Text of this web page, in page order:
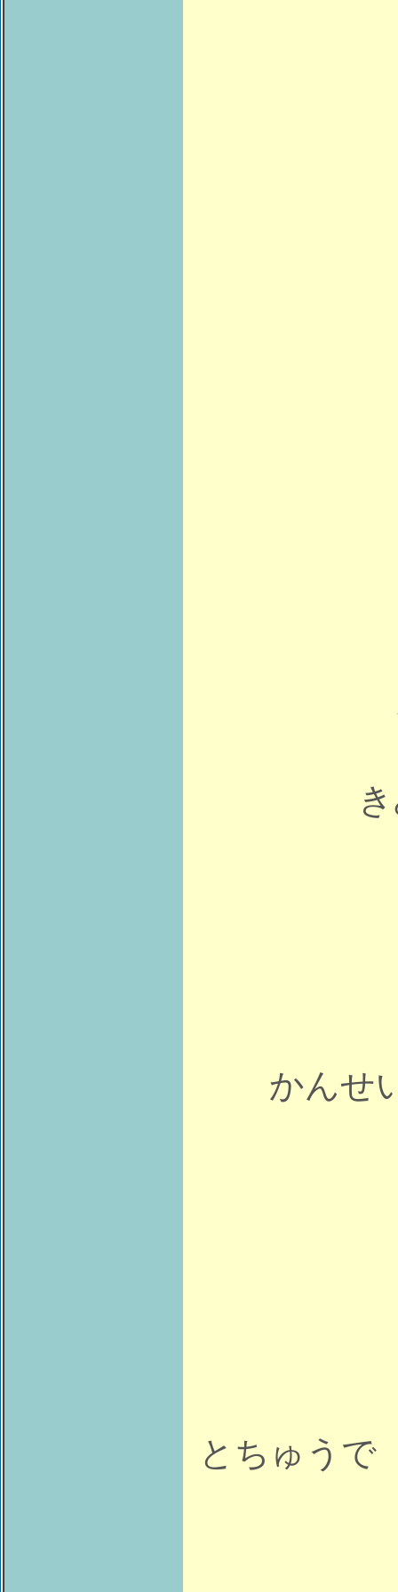
かんせ
とちゅう